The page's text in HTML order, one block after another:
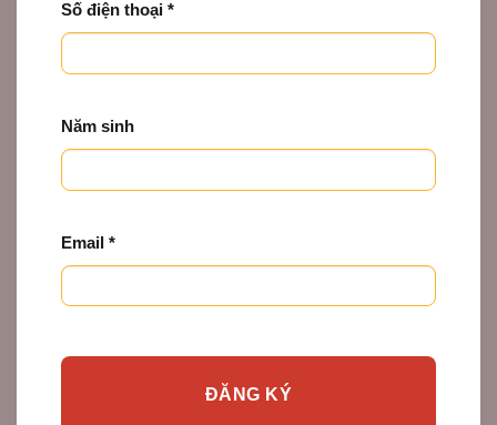
Số điện thoại *
Năm sinh
Email *